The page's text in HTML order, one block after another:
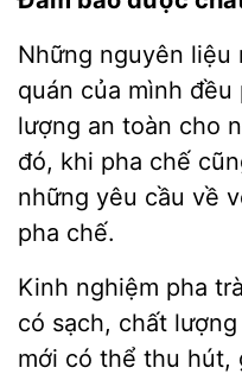
Những nguyên liệu
quán của mình
lượng an toàn cho
đó, khi pha chế
những yêu cầu về
pha chế.
Kinh nghiệm pha
có sạch, chất
mới có thể thu hút,